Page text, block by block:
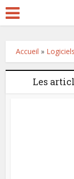
Accueil » Logiciels
Les